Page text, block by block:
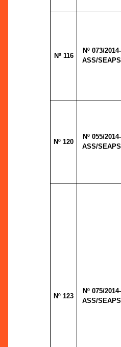
Nº 116
Nº 073/2014-
ASS/SEAPS
Nº 120
Nº 055/2014-
ASS/SEAPS
Nº 123
Nº 075/2014-
ASS/SEAPS